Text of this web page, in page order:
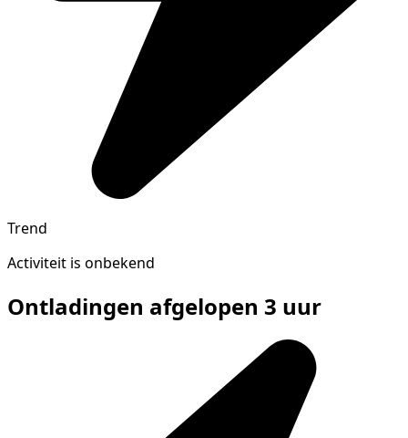
Trend
Activiteit is onbekend
Ontladingen afgelopen 3 uur